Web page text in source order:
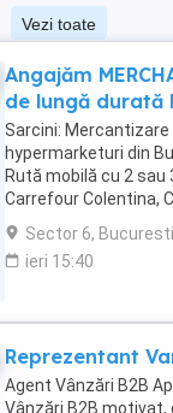
Vezi toate
Angajăm
de lungă durată
Sarcini: Mercantizare
hypermarketuri din
Rută mobilă cu 2 sau
Carrefour Colentina,
Carrefour Pantelimon,
Sector 6, Bucuresti
ieri 15:40
Reprezentant
Agent Vânzări B2B
Vânzări B2B